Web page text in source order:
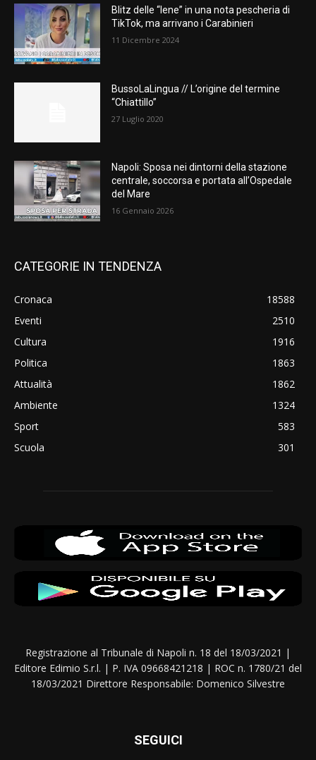
Blitz delle “Iene” in una nota pescheria di
TikTok, ma arrivano i Carabinieri
11 Dicembre 2024
BussoLaLingua // L’origine del termine
“Chiattillo”
27 Luglio 2020
Napoli: Sposa nei dintorni della stazione
centrale, soccorsa e portata all’Ospedale
del Mare
16 Gennaio 2026
CATEGORIE IN TENDENZA
Cronaca
18588
Eventi
2510
Cultura
1916
Politica
1863
Attualità
1862
Ambiente
1324
Sport
583
Scuola
301
Registrazione al Tribunale di Napoli n. 18 del 18/03/2021 |
Editore Edimio S.r.l. | P. IVA 09668421218 | ROC n. 1780/21 del
18/03/2021 Direttore Responsabile: Domenico Silvestre
SEGUICI